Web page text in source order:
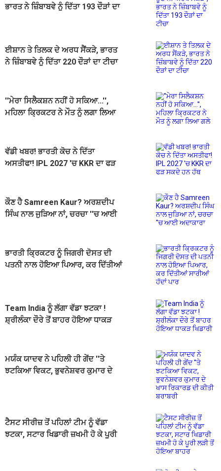
ਭਾਰਤ ਨੇ ਜ਼ਿੰਬਾਬਵੇ ਨੂੰ ਦਿੱਤਾ 193 ਦੌੜਾਂ ਦਾ
ਈਸ਼ਾਨ ਤੇ ਤਿਲਕ ਦੇ ਅਰਧ ਸੈਂਕੜੇ, ਭਾਰਤ
ਨੇ ਜ਼ਿੰਬਾਬਵੇ ਨੂੰ ਦਿੱਤਾ 220 ਦੌੜਾਂ ਦਾ ਟੀਚਾ
''ਮੇਰਾ ਸਿਲੈਕਸ਼ਨ ਨਹੀਂ ਹੋ ਸਕਿਆ...'',
ਮਹਿਲਾ ਕ੍ਰਿਕਟਰ ਨੇ ਮੌਤ ਨੂੰ ਲਗਾ ਲਿਆ
ਵੱਡੀ ਖਬਰ! ਭਾਰਤੀ ਕੋਚ ਨੇ ਦਿੱਤਾ
ਅਸਤੀਫਾ! IPL 2027 'ਚ KKR ਦਾ ਫੜ
ਕੌਣ ਹੈ Samreen Kaur? ਅਰਸ਼ਦੀਪ
ਸਿੰਘ ਨਾਲ ਜੁੜਿਆ ਨਾਂ, ਚਰਚਾ ''ਚ ਆਈ
ਭਾਰਤੀ ਕ੍ਰਿਕਟਰ ਨੂੰ ਜਿਗਰੀ ਦੋਸਤ ਦੀ
ਪਤਨੀ ਨਾਲ ਹੋਇਆ ਪਿਆਰ, ਕਰ ਦਿੱਤੀਆਂ
Team India ਨੂੰ ਲੱਗਾ ਵੱਡਾ ਝਟਕਾ !
ਸ਼੍ਰੀਲੰਕਾ ਦੌਰੇ ਤੋਂ ਬਾਹਰ ਹੋਇਆ ਧਾਕੜ
ਮਯੰਕ ਯਾਦਵ ਨੇ ਪਹਿਲੀ ਹੀ ਗੇਂਦ ''ਤੇ
ਝਟਕਿਆ ਵਿਕਟ, ਭੁਵਨੇਸ਼ਵਰ ਕੁਮਾਰ ਦੇ
ਟੈਸਟ ਸੀਰੀਜ਼ ਤੋਂ ਪਹਿਲਾਂ ਟੀਮ ਨੂੰ ਵੱਡਾ
ਝਟਕਾ, ਸਟਾਰ ਖਿਡਾਰੀ ਜ਼ਖਮੀ ਹੋ ਕੇ ਪੂਰੀ